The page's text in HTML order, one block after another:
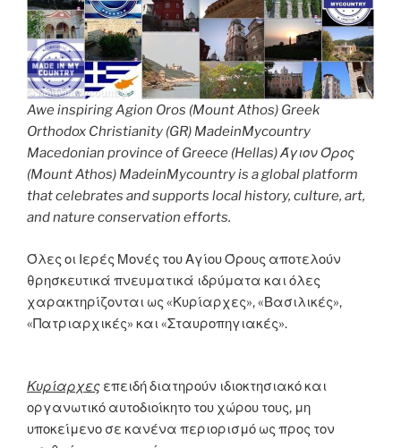
Awe inspiring Agion Oros (Mount Athos) Greek
Orthodox Christianity (GR) MadeinMycountry
Macedonian province of Greece (Hellas) Άγιον Όρος
(Mount Athos) MadeinMycountry is a global platform
that celebrates and supports local history, culture, art,
and nature conservation efforts.
Όλες οι Ιερές Μονές του Αγίου Όρους αποτελούν
θρησκευτικά πνευματικά ιδρύματα και όλες
χαρακτηρίζονται ως «Κυρίαρχες», «Βασιλικές»,
«Πατριαρχικές» και «Σταυροπηγιακές».
Κυρίαρχες επειδή διατηρούν ιδιοκτησιακό και
οργανωτικό αυτοδιοίκητο του χώρου τους, μη
υποκείμενο σε κανένα περιορισμό ως προς τον